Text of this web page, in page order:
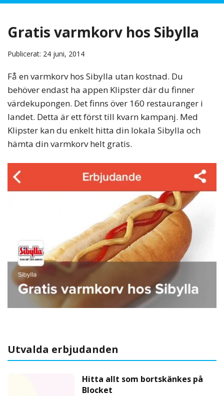
Gratis varmkorv hos Sibylla
Publicerat: 24 juni, 2014
Få en varmkorv hos Sibylla utan kostnad. Du
behöver endast ha appen Klipster där du finner
värdekupongen. Det finns över 160 restauranger i
landet. Detta är ett först till kvarn kampanj. Med
Klipster kan du enkelt hitta din lokala Sibylla och
hämta din varmkorv helt gratis.
Utvalda erbjudanden
Hitta allt som bortskänkes på
Blocket